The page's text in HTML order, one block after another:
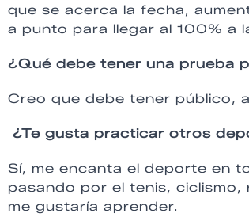
que se acerca la fecha,
a punto para llegar al 100% a
¿Qué debe tener una prueba
Creo que debe tener público,
¿Te gusta practicar otros
Sí, me encanta el deporte en
pasando por el tenis,
me gustaría aprender.